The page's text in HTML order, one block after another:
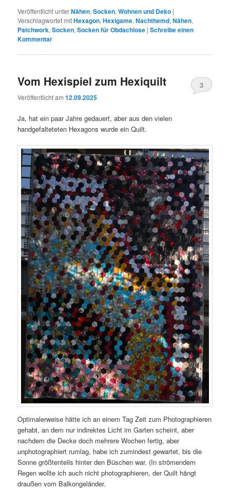
Veröffentlicht unterNähen,Socken,Wohnen und Deko |
Verschlagwortet mitHexagon,Hexigame,Nachthemd,Nähen,
Patchwork,Socken,Socken für Obdachlose |Schreibe einen
Kommentar
Vom Hexispiel zum Hexiquilt
Veröffentlicht am12.09.2025
3
Ja, hat ein paar Jahre gedauert, aber aus den vielen
handgefalteteten Hexagons wurde ein Quilt.
Optimalerweise hätte ich an einem Tag Zeit zum Photographieren
gehabt, an dem nur indirektes Licht im Garten scheint, aber
nachdem die Decke doch mehrere Wochen fertig, aber
unphotographiert rumlag, habe ich zumindest gewartet, bis die
Sonne größtenteils hinter den Büschen war. (In strömendem
Regen wollte ich auch nicht photographieren, der Quilt hängt
draußen vom Balkongeländer.